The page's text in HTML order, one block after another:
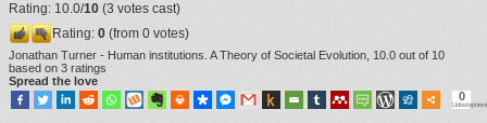
Rating: 10.0/10 (3 votes cast)
Rating: 0 (from 0 votes)
Jonathan Turner - Human institutions. A Theory of Societal Evolution 10.0 out of 10
based on 3 ratings
Spread the love
0